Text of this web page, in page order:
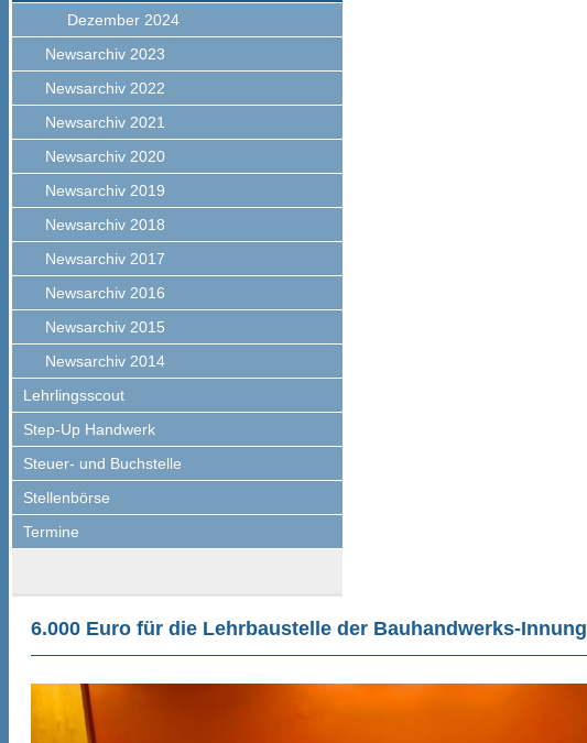
Dezember 2024
Newsarchiv 2023
Newsarchiv 2022
Newsarchiv 2021
Newsarchiv 2020
Newsarchiv 2019
Newsarchiv 2018
Newsarchiv 2017
Newsarchiv 2016
Newsarchiv 2015
Newsarchiv 2014
Lehrlingsscout
Step-Up Handwerk
Steuer- und Buchstelle
Stellenbörse
Termine
6.000 Euro für die Lehrbaustelle der Bauhandwerks-Innung